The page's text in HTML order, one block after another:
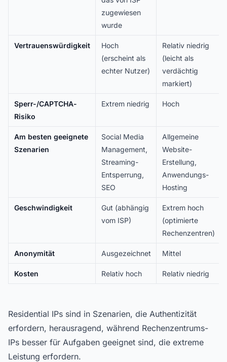
zugewiesen
wurde
Vertrauenswürdigkeit
Hoch
(erscheint als
echter Nutzer)
Relativ niedrig
(leicht als
verdächtig
markiert)
Sperr-/CAPTCHA-
Risiko
Extrem niedrig Hoch
Am besten geeignete
Szenarien
Social Media
Management,
Streaming-
Entsperrung,
SEO
Allgemeine
Website-
Erstellung,
Anwendungs-
Hosting
Geschwindigkeit
Gut (abhängig
vom ISP)
Extrem hoch
(optimierte
Rechenzentren)
Anonymität Ausgezeichnet Mittel
Kosten Relativ hoch Relativ niedrig
Residential IPs sind in Szenarien, die Authentizität
erfordern, herausragend, während Rechenzentrums-
IPs besser für Aufgaben geeignet sind, die extreme
Leistung erfordern.